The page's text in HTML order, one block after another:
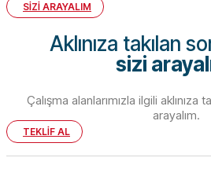
SİZİ ARAYALIM
Aklınıza takılan
sizi
Çalışma alanlarımızla ilgili aklınıza
arayalım.
TEKLİF AL